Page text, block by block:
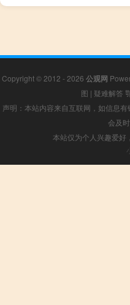
Copyright © 2012 - 2026 公观网
图 | 疑难解答
声明：本站内容来自互联网，如信息
会及
本站仅为个人兴趣爱好